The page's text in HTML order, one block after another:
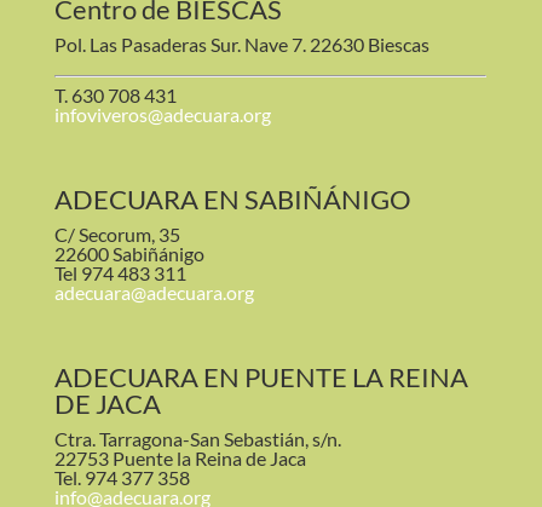
Centro de BIESCAS
Pol. Las Pasaderas Sur. Nave 7. 22630 Biescas
T. 630 708 431
infoviveros@adecuara.org
ADECUARA EN SABIÑÁNIGO
C/ Secorum, 35
22600 Sabiñánigo
Tel 974 483 311
adecuara@adecuara.org
ADECUARA EN PUENTE LA REINA
DE JACA
Ctra. Tarragona-San Sebastián, s/n.
22753 Puente la Reina de Jaca
Tel. 974 377 358
info@adecuara.org